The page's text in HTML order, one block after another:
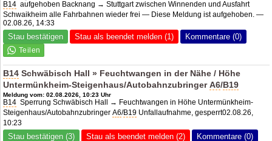
B14 aufgehoben Backnang → Stuttgart zwischen Winnenden und Ausfahrt
Schwaikheim alle Fahrbahnen wieder frei — Diese Meldung ist aufgehoben. —
02.08.26, 14:33
Stau bestätigen Stau als beendet melden (1) Kommentare (0)
B14 Schwäbisch Hall » Feuchtwangen in der Nähe / Höhe
Untermünkheim-Steigenhaus/AutobahnzubringerA6/B19
Meldung vom: 02.08.2026, 10:23 Uhr
B14 Sperrung Schwäbisch Hall → Feuchtwangen in Höhe Untermünkheim-
Steigenhaus/AutobahnzubringerA6/B19 Unfallaufnahme, gesperrt02.08.26,
10:23
Stau bestätigen (3) Stau als beendet melden (2) Kommentare (0)